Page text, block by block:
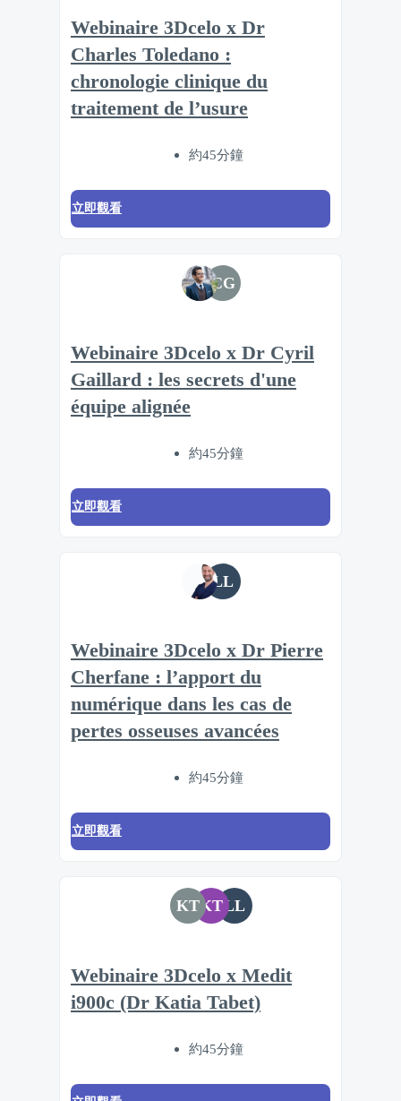
Webinaire 3Dcelo x Dr
Charles Toledano :
chronologie clinique du
traitement de l’usure
約45分鐘
立即觀看
CG
Webinaire 3Dcelo x Dr Cyril
Gaillard : les secrets d'une
équipe alignée
約45分鐘
立即觀看
LL
Webinaire 3Dcelo x Dr Pierre
Cherfane : l’apport du
numérique dans les cas de
pertes osseuses avancées
約45分鐘
立即觀看
KT KT LL
Webinaire 3Dcelo x Medit
i900c (Dr Katia Tabet)
約45分鐘